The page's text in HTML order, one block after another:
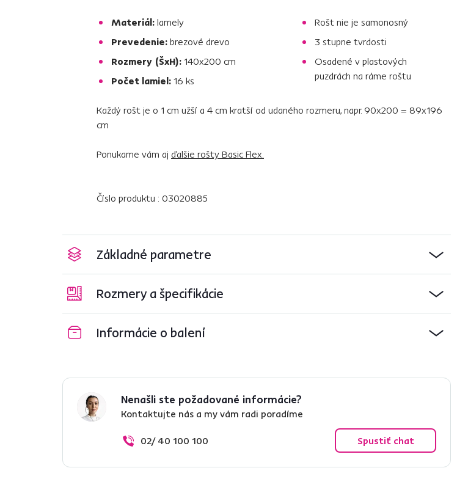
Materiál: lamely
Prevedenie: brezové drevo
Rozmery (ŠxH): 140x200 cm
Počet lamiel: 16 ks
Rošt nie je samonosný
3 stupne tvrdosti
Osadené v plastových
puzdrách na ráme roštu
Každý rošt je o 1 cm užší a 4 cm kratší od udaného rozmeru, napr. 90x200 = 89x196
cm
Ponukame vám aj ďalšie rošty Basic Flex.
Číslo produktu : 03020885
Základné parametre
Rozmery a špecifikácie
Informácie o balení
Nenašli ste požadované informácie?
Kontaktujte nás a my vám radi poradíme
02/ 40 100 100 Spustiť chat